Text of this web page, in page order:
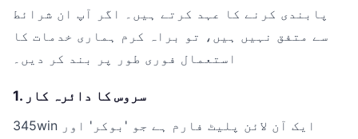
پابندی کرنے کا عہد کرتے ہیں۔ اگر آپ ان شرائط
سے متفق نہیں ہیں، تو براہ کرم ہماری خدمات کا
استعمال فوری طور پر بند کر دیں۔
1. سروس کا دائرہ کار
345win ایک آن لائن پلیٹ فارم ہے جو 'بوکر' اور